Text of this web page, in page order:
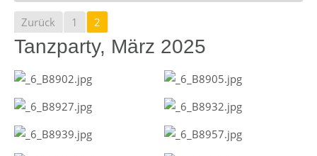
Zurück 1 2
Tanzparty, März 2025